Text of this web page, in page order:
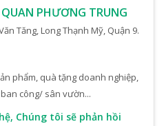
PHƯƠNG TRUNG
Tăng, Long Thạnh Mỹ, Quận 9.
phẩm, quà tặng doanh nghiệp,
công/ sân vườn...
Chúng tôi sẽ phản hồi